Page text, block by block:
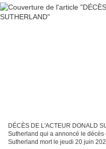
DÉCÈS DE L'ACTEUR DONALD
Sutherland qui a annoncé le
Sutherland mort le jeudi 20 juin